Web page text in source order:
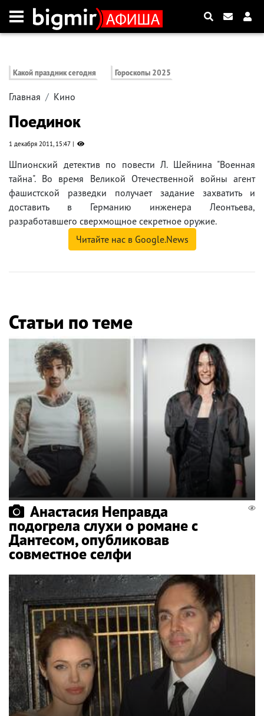
Какой праздник сегодня Гороскопы 2025
Главная Кино
Поединок
1 декабря 2011, 15:47
Шпионский детектив по повести Л. Шейнина "Военная
тайна". Во время Великой Отечественной войны агент
фашистской разведки получает задание захватить и
доставить в Германию инженера Леонтьева,
разработавшего сверхмощное секретное оружие.
Читайте нас в Google.News
Статьи по теме
Анастасия Неправда
подогрела слухи о романе с
Дантесом, опубликовав
совместное селфи